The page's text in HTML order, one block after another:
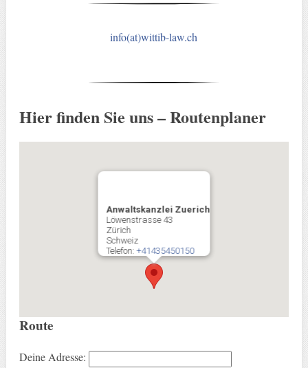
info(at)wittib-law.ch
Hier finden Sie uns – Routenplaner
Anwaltskanzlei Zuerich
Löwenstrasse 43
Zürich
Schweiz
Telefon:+41435450150
Route
Deine Adresse: